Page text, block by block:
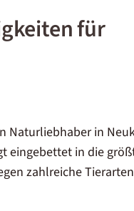
für
Naturliebhaber in
in die
zahlreiche